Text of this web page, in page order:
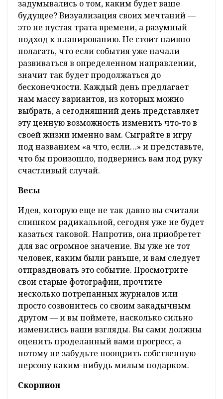
задумывались о том, каким будет ваше
будущее? Визуализация своих мечтаний —
это не пустая трата времени, а разумный
подход к планированию. Не стоит наивно
полагать, что если события уже начали
развиваться в определенном направлении,
значит так будет продолжаться до
бесконечности. Каждый день предлагает
нам массу вариантов, из которых можно
выбрать, а сегодняшний день представляет
эту ценную возможность изменить что-то в
своей жизни именно вам. Сыграйте в игру
под названием «а что, если…» и представьте,
что бы произошло, подвернись вам под руку
счастливый случай.
Весы
Идея, которую еще не так давно вы считали
слишком радикальной, сегодня уже не будет
казаться таковой. Напротив, она приобретет
для вас огромное значение. Вы уже не тот
человек, каким были раньше, и вам следует
отпраздновать это событие. Просмотрите
свои старые фотографии, прочтите
несколько потрепанных журналов или
просто созвонитесь со своим закадычным
другом — и вы поймете, насколько сильно
изменились ваши взгляды. Вы сами должны
оценить проделанный вами прогресс, а
потому не забудьте поощрить собственную
персону каким-нибудь милым подарком.
Скорпион